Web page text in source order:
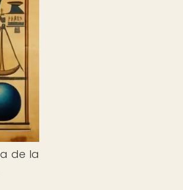
de la